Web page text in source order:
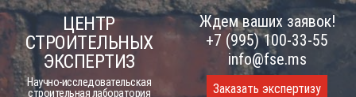
Skip
to
content
ЦЕНТР
СТРОИТЕЛЬНЫХ
ЭКСПЕРТИЗ
Научно-исследовательская
строительная лаборатория
Ждем ваших заявок!
+7 (995) 100-33-55
info@fse.ms
Заказать экспертизу